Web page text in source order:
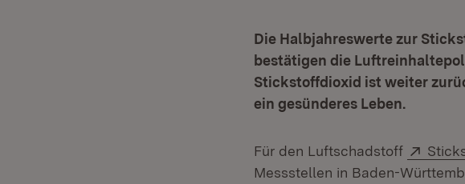
Die Halbjahreswerte zur
bestätigen die
Stickstoffdioxid ist weiter
ein gesünderes Leben.
Für den Luftschadstoff
Messstellen in Baden-